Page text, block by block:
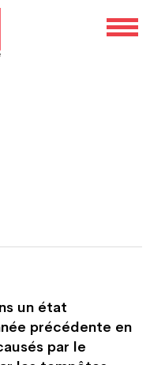
un état
précédente en
par le